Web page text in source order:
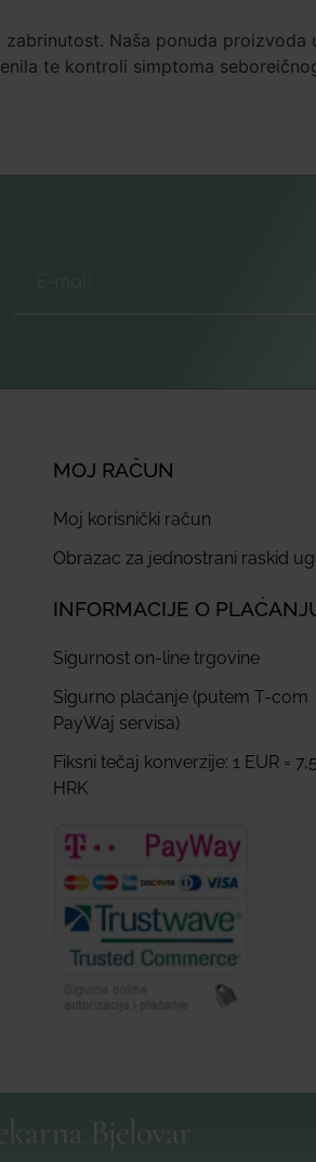
Naša ponuda proizvoda
te kontroli simptoma
MOJ RAČUN
Moj korisnički račun
Obrazac za jednostrani raskid
INFORMACIJE O
Sigurnost on-line trgovine
Sigurno plaćanje (putem T-com
PayWaj servisa)
Fiksni tečaj konverzije: 1 EUR =
HRK